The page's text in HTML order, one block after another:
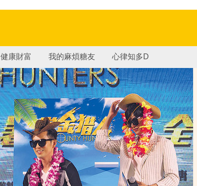
健康財富 我的麻煩糖友 心律知多D